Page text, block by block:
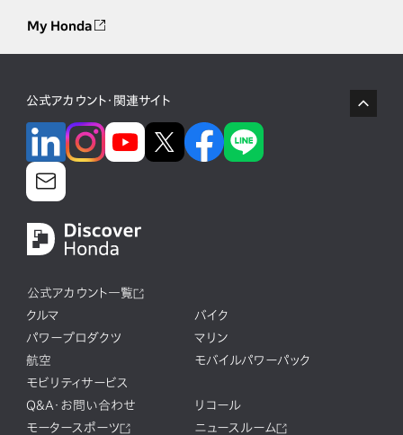
My Honda
公式アカウント・関連サイト
公式アカウント一覧
クルマ
バイク
パワープロダクツ
マリン
航空
モバイルパワーパック
モビリティサービス
Q&A・お問い合わせ
リコール
モータースポーツ
ニュースルーム